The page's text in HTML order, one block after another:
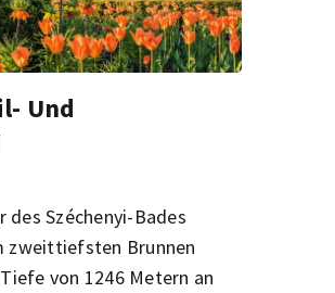
Und
des Széchenyi-Bades
zweittiefsten Brunnen
von 1246 Metern an